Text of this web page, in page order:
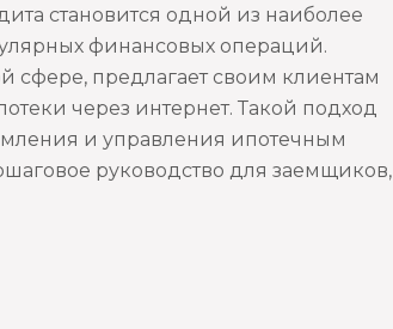
становится одной из наиболее
финансовых операций.
сфере, предлагает своим клиентам
через интернет. Такой подход
и управления ипотечным
руководство для заемщиков,